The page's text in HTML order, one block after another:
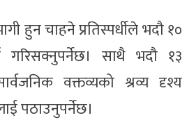
हुन चाहने प्रतिस्पर्धीले भदौ १०
गरिसक्नुपर्नेछ। साथै भदौ १३
वक्तव्यको श्रव्य दृश्य
पठाउनुपर्नेछ।